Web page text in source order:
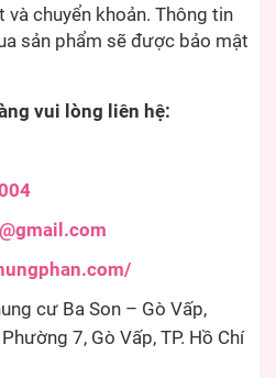
chuyển khoản. Thông tin
sản phẩm sẽ được bảo mật
vui lòng liên hệ:
cư Ba Son – Gò Vấp,
7, Gò Vấp, TP. Hồ Chí